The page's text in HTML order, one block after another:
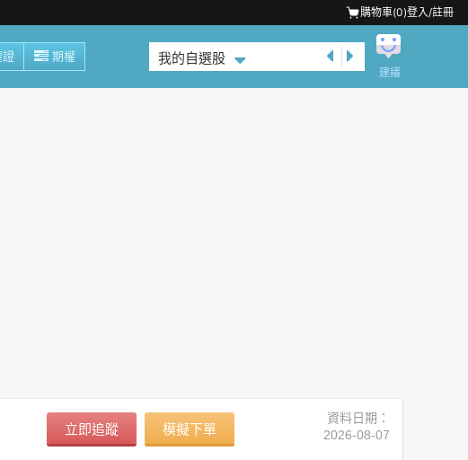
購物車(0)登入/註冊
證 期權 我的自選股
建議
立即追蹤 模擬下單
資料日期：
2026-08-07